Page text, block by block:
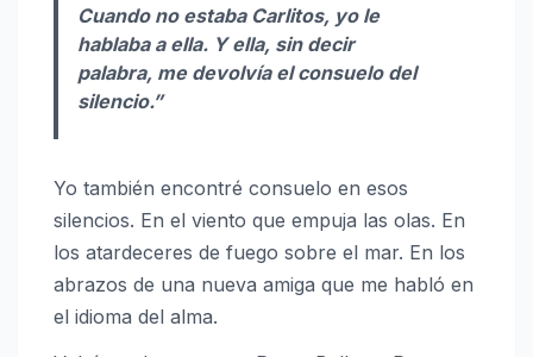
Cuando no estaba Carlitos, yo le
hablaba a ella. Y ella, sin decir
palabra, me devolvía el consuelo del
silencio.”
Yo también encontré consuelo en esos
silencios. En el viento que empuja las olas. En
los atardeceres de fuego sobre el mar. En los
abrazos de una nueva amiga que me habló en
el idioma del alma.